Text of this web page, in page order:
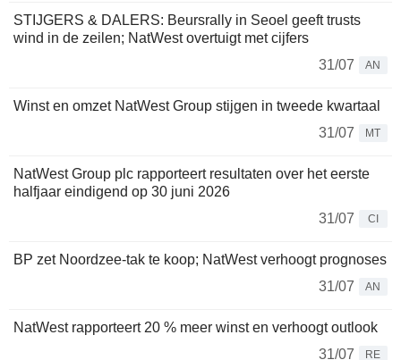
STIJGERS & DALERS: Beursrally in Seoel geeft trusts
wind in de zeilen; NatWest overtuigt met cijfers
31/07
AN
Winst en omzet NatWest Group stijgen in tweede kwartaal
31/07
MT
NatWest Group plc rapporteert resultaten over het eerste
halfjaar eindigend op 30 juni 2026
31/07
CI
BP zet Noordzee-tak te koop; NatWest verhoogt prognoses
31/07
AN
NatWest rapporteert 20 % meer winst en verhoogt outlook
31/07
RE